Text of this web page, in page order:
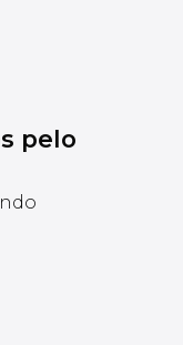
pelo